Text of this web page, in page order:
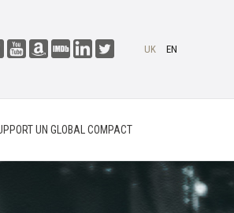
UK EN
UN GLOBAL COMPACT